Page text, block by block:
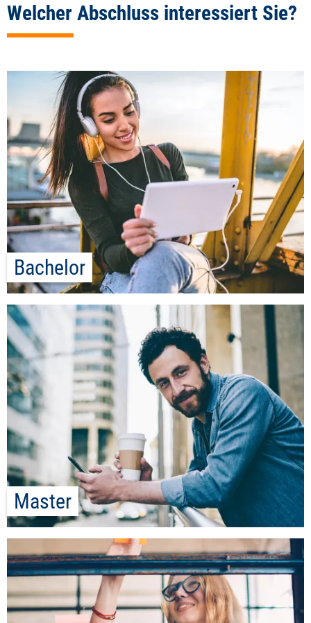
Welcher Abschluss interessiert Sie?
Bachelor
Master